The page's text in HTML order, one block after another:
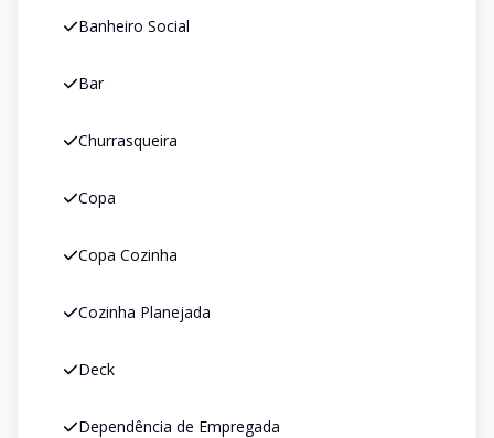
Banheiro Social
Bar
Churrasqueira
Copa
Copa Cozinha
Cozinha Planejada
Deck
Dependência de Empregada